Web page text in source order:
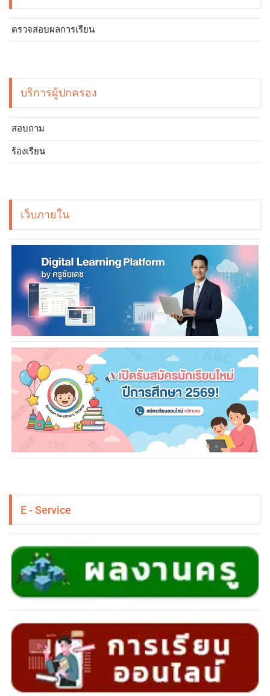
ตรวจสอบผลการเรียน
บริการผู้ปกครอง
สอบถาม
ร้องเรียน
เว็บภายใน
E - Service